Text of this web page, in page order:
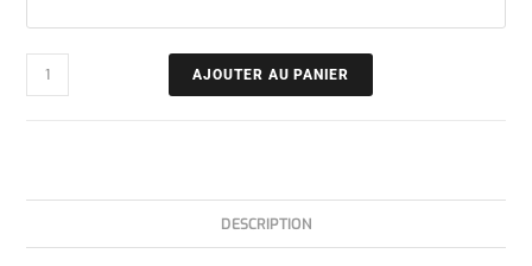
AJOUTER AU PANIER
DESCRIPTION